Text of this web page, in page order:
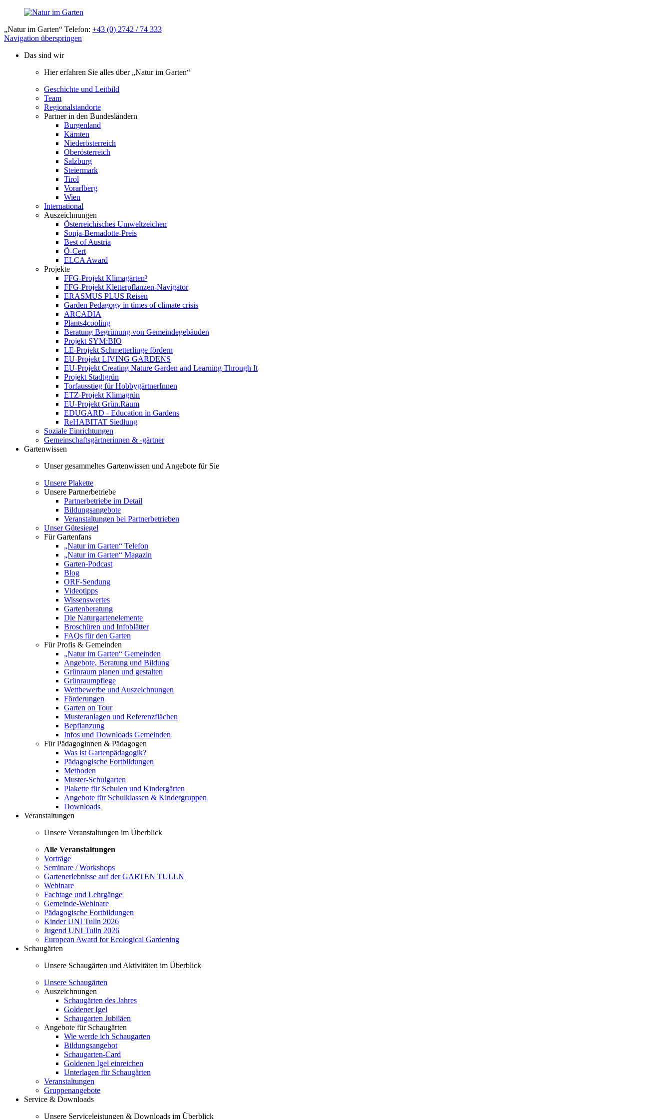
„Natur im Garten“ Telefon: +43 (0) 2742 / 74 333
Navigation überspringen
Das sind wir
Hier erfahren Sie alles über „Natur im Garten“
Geschichte und Leitbild
Team
Regionalstandorte
Partner in den Bundesländern
Burgenland
Kärnten
Niederösterreich
Oberösterreich
Salzburg
Steiermark
Tirol
Vorarlberg
Wien
International
Auszeichnungen
Österreichisches Umweltzeichen
Sonja-Bernadotte-Preis
Best of Austria
Ö-Cert
ELCA Award
Projekte
FFG-Projekt Klimagärten³
FFG-Projekt Kletterpflanzen-Navigator
ERASMUS PLUS Reisen
Garden Pedagogy in times of climate crisis
ARCADIA
Plants4cooling
Beratung Begrünung von Gemeindegebäuden
Projekt SYM:BIO
LE-Projekt Schmetterlinge fördern
EU-Projekt LIVING GARDENS
EU-Projekt Creating Nature Garden and Learning Through It
Projekt Stadtgrün
Torfausstieg für HobbygärtnerInnen
ETZ-Projekt Klimagrün
EU-Projekt Grün.Raum
EDUGARD - Education in Gardens
ReHABITAT Siedlung
Soziale Einrichtungen
Gemeinschaftsgärtnerinnen & -gärtner
Gartenwissen
Unser gesammeltes Gartenwissen und Angebote für Sie
Unsere Plakette
Unsere Partnerbetriebe
Partnerbetriebe im Detail
Bildungsangebote
Veranstaltungen bei Partnerbetrieben
Unser Gütesiegel
Für Gartenfans
„Natur im Garten“ Telefon
„Natur im Garten“ Magazin
Garten-Podcast
Blog
ORF-Sendung
Videotipps
Wissenswertes
Gartenberatung
Die Naturgartenelemente
Broschüren und Infoblätter
FAQs für den Garten
Für Profis & Gemeinden
„Natur im Garten“ Gemeinden
Angebote, Beratung und Bildung
Grünraum planen und gestalten
Grünraumpflege
Wettbewerbe und Auszeichnungen
Förderungen
Garten on Tour
Musteranlagen und Referenzflächen
Bepflanzung
Infos und Downloads Gemeinden
Für Pädagoginnen & Pädagogen
Was ist Gartenpädagogik?
Pädagogische Fortbildungen
Methoden
Muster-Schulgarten
Plakette für Schulen und Kindergärten
Angebote für Schulklassen & Kindergruppen
Downloads
Veranstaltungen
Unsere Veranstaltungen im Überblick
Alle Veranstaltungen
Vorträge
Seminare / Workshops
Gartenerlebnisse auf der GARTEN TULLN
Webinare
Fachtage und Lehrgänge
Gemeinde-Webinare
Pädagogische Fortbildungen
Kinder UNI Tulln 2026
Jugend UNI Tulln 2026
European Award for Ecological Gardening
Schaugärten
Unsere Schaugärten und Aktivitäten im Überblick
Unsere Schaugärten
Auszeichnungen
Schaugärten des Jahres
Goldener Igel
Schaugarten Jubiläen
Angebote für Schaugärten
Wie werde ich Schaugarten
Bildungsangebot
Schaugarten-Card
Goldenen Igel einreichen
Unterlagen für Schaugärten
Veranstaltungen
Gruppenangebote
Service & Downloads
Unsere Serviceleistungen & Downloads im Überblick